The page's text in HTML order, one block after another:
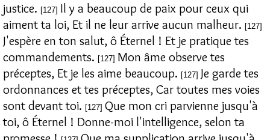
justice. [127] Il y a beaucoup de paix pour ceux qui
aiment ta loi, Et il ne leur arrive aucun malheur. [127]
J'espère en ton salut, ô Éternel ! Et je pratique tes
commandements. [127] Mon âme observe tes
préceptes, Et je les aime beaucoup. [127] Je garde tes
ordonnances et tes préceptes, Car toutes mes voies
sont devant toi. [127] Que mon cri parvienne jusqu'à
toi, ô Éternel ! Donne-moi l'intelligence, selon ta